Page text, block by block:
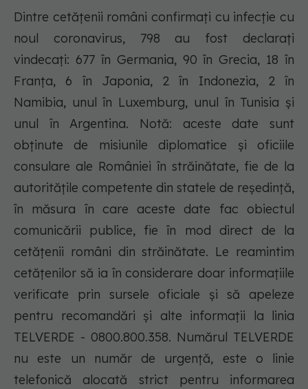
Dintre cetățenii români confirmați cu infecție cu
noul coronavirus, 798 au fost declarați
vindecați: 677 în Germania, 90 în Grecia, 18 în
Franța, 6 în Japonia, 2 în Indonezia, 2 în
Namibia, unul în Luxemburg, unul în Tunisia și
unul în Argentina. Notă: aceste date sunt
obținute de misiunile diplomatice și oficiile
consulare ale României în străinătate, fie de la
autoritățile competente din statele de reședință,
în măsura în care aceste date fac obiectul
comunicării publice, fie în mod direct de la
cetățenii români din străinătate. Le reamintim
cetățenilor să ia în considerare doar informațiile
verificate prin sursele oficiale și să apeleze
pentru recomandări și alte informații la linia
TELVERDE - 0800.800.358. Numărul TELVERDE
nu este un număr de urgență, este o linie
telefonică alocată strict pentru informarea